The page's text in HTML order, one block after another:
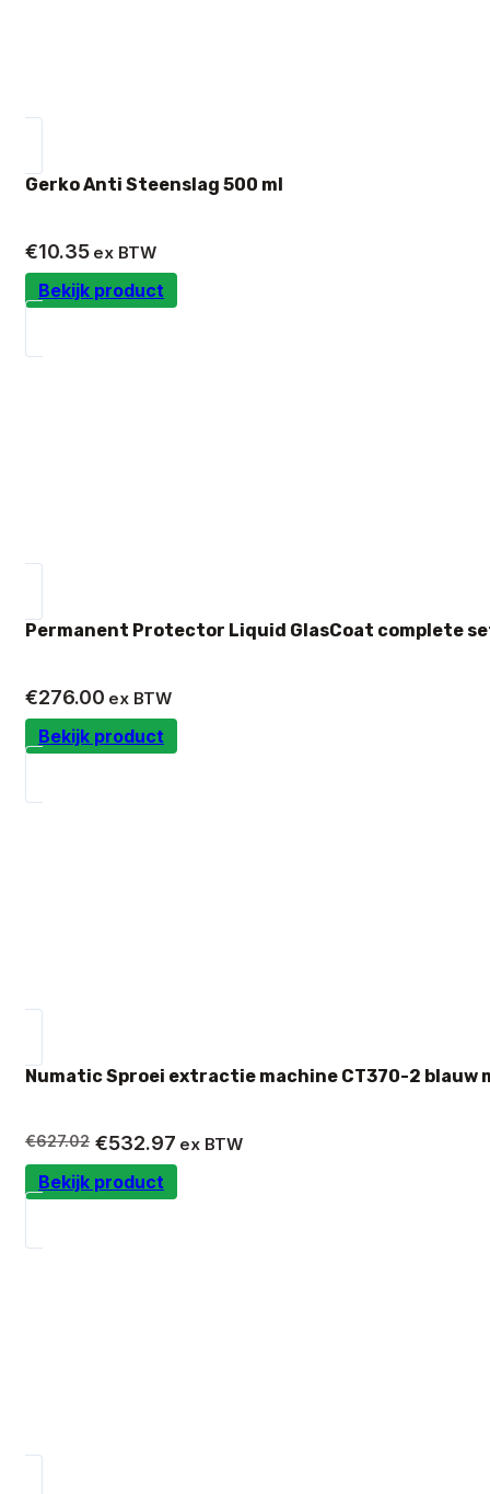
Gerko Anti Steenslag 500 ml
€10.35 ex BTW
Bekijk product
Permanent Protector Liquid GlasCoat complete
€276.00 ex BTW
Bekijk product
Numatic Sproei extractie machine CT370-2 blauw
€627.02
Oorspronkelijke
prijs
was:
€532.97
Huidige
prijs
is:
ex BTW
Bekijk product